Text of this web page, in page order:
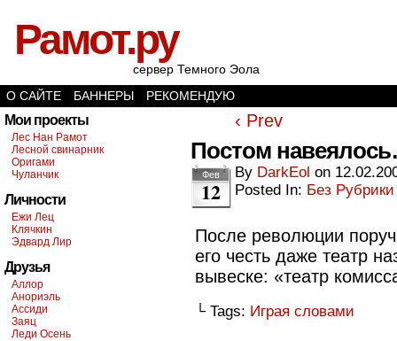
Рамот.ру
сервер Темного Эола
О САЙТЕ
БАННЕРЫ РЕКОМЕНДУЮ
Мои проекты
Лес Нан Рамот
Лесной свинарник
Оригами
Чуланчик
Личности
Ежи Лец
Клячкин
Эдвард Лир
Друзья
Аллор
Анориэль
Ассиди
Заяц
Леди Осень
‹ Prev
Постом
Фев
12
By DarkEol on
Posted In: Без Рубрики
После революции
его честь даже театр
вывеске: «театр
└ Tags: Играя словами